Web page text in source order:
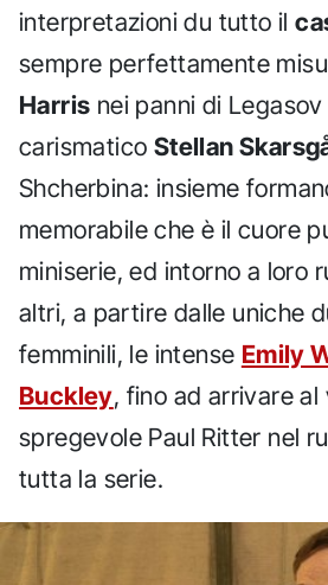
interpretazioni du tutto il
sempre perfettamente
Harris nei panni di
carismatico Stellan
Shcherbina: insieme
memorabile che è il cuore
miniserie, ed intorno a loro
altri, a partire dalle uniche
femminili, le intense Emily
Buckley, fino ad arrivare al
spregevole Paul Ritter nel
tutta la serie.